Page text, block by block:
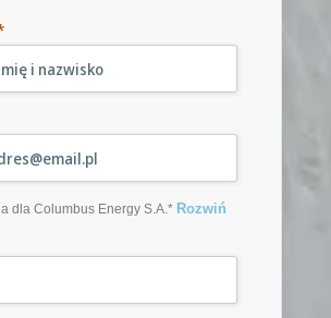
dla Columbus Energy S.A.* Rozwiń